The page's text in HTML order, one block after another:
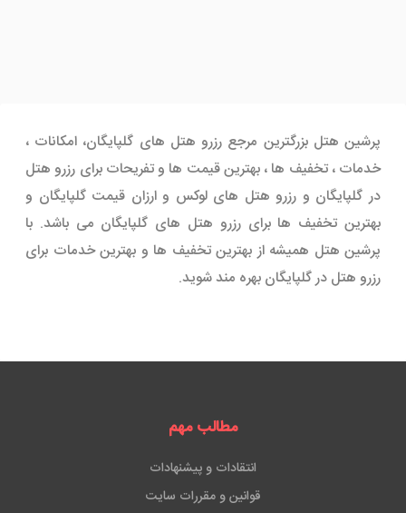
پرشین هتل بزرگترین مرجع رزرو هتل های گلپایگان، امکانات ،
خدمات ، تخفیف ها ، بهترین قیمت ها و تفریحات برای رزرو هتل
در گلپایگان و رزرو هتل های لوکس و ارزان قیمت گلپایگان و
بهترین تخفیف ها برای رزرو هتل های گلپایگان می باشد. با
پرشین هتل همیشه از بهترین تخفیف ها و بهترین خدمات برای
رزرو هتل در گلپایگان بهره مند شوید.
مطالب مهم
انتقادات و پیشنهادات
قوانین و مقررات سایت